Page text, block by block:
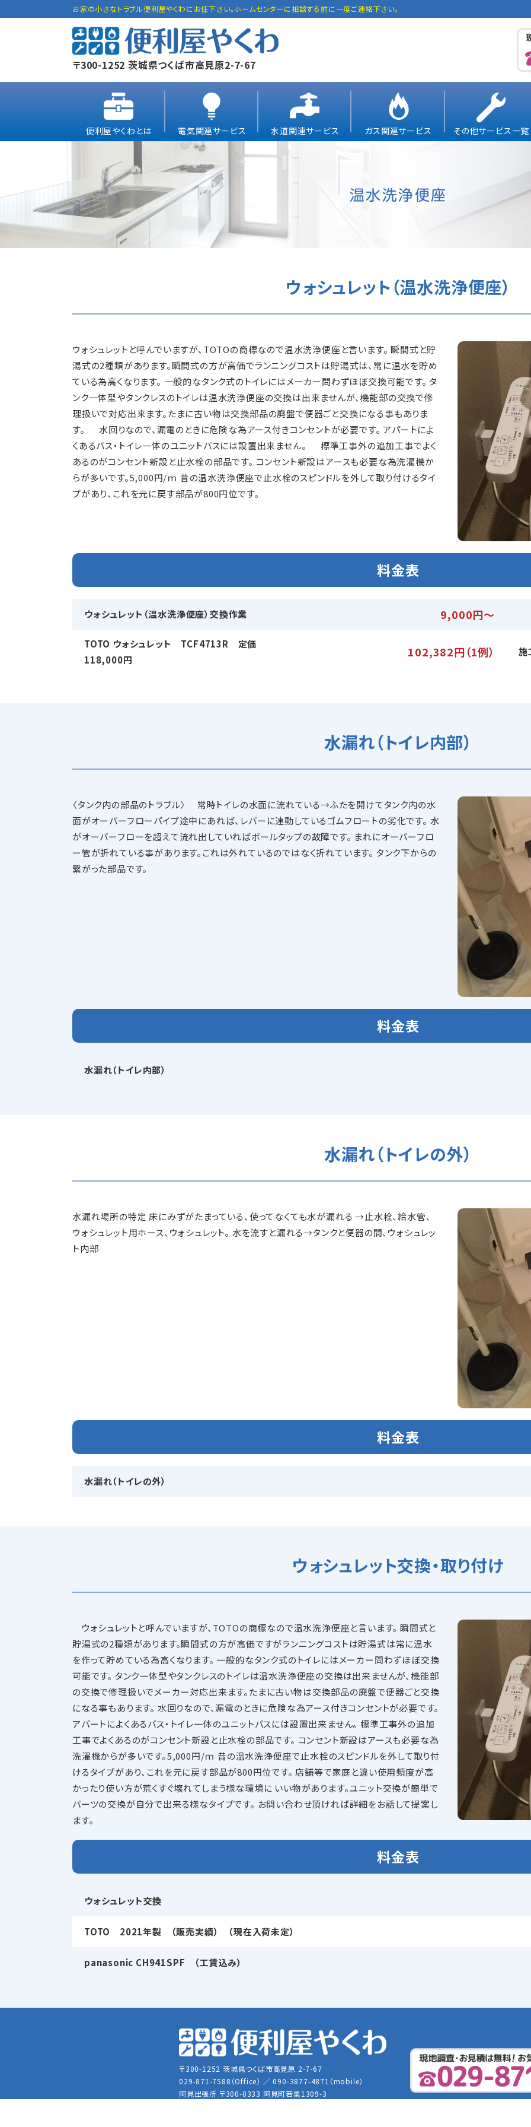
お家の小さなトラブル便利屋やくわにお任下さい。ホームセンターに相談する前に一度ご連絡下さい。
〒300-1252 茨城県つくば市高見原2-7-67
便利屋やくわとは 電気関連サービス 水道関連サービス ガス関連サービス その他サービス一覧
温水洗浄便座
ウォシュレット（温水洗浄便座）
ウォシュレットと呼んでいますが、TOTOの商標なので温水洗浄便座と言います。 瞬間式と貯
湯式の2種類があります。瞬間式の方が高価でランニングコストは貯湯式は、常に温水を貯め
ている為高くなります。 一般的なタンク式のトイレにはメーカー問わずほぼ交換可能です。 タ
ンク一体型やタンクレスのトイレは温水洗浄便座の交換は出来ませんが、機能部の交換で修
理扱いで対応出来ます。たまに古い物は交換部品の廃盤で便器ごと交換になる事もありま
す。 水回りなので、漏電のときに危険な為アース付きコンセントが必要です。 アパートによ
くあるバス・トイレ一体のユニットバスには設置出来ません。 標準工事外の追加工事でよく
あるのがコンセント新設と止水栓の部品です。 コンセント新設はアースも必要な為洗濯機か
らが多いです。5,000円/ｍ 昔の温水洗浄便座で止水栓のスピンドルを外して取り付けるタイ
プがあり、これを元に戻す部品が800円位です。
料金表
ウォシュレット（温水洗浄便座）交換作業 9,000円～
TOTO ウォシュレット TCF4713R 定価
118,000円
102,382円（1例） 施
水漏れ（トイレ内部）
〈タンク内の部品のトラブル〉 常時トイレの水面に流れている→ふたを開けてタンク内の水
面がオーバーフローパイプ途中にあれば、レバーに連動しているゴムフロートの劣化です。 水
がオーバーフローを超えて流れ出していればボールタップの故障です。 まれにオーバーフロ
ー管が折れている事があります。これは外れているのではなく折れています。 タンク下からの
繋がった部品です。
料金表
水漏れ（トイレ内部）
水漏れ（トイレの外）
水漏れ場所の特定 床にみずがたまっている、使ってなくても水が漏れる →止水栓、給水管、
ウォシュレット用ホース、ウォシュレット。 水を流すと漏れる→タンクと便器の間、ウォシュレッ
ト内部
料金表
水漏れ（トイレの外）
ウォシュレット交換・取り付け
ウォシュレットと呼んでいますが、TOTOの商標なので温水洗浄便座と言います。 瞬間式と
貯湯式の2種類があります。瞬間式の方が高価ですがランニングコストは貯湯式は常に温水
を作って貯めている為高くなります。 一般的なタンク式のトイレにはメーカー問わずほぼ交換
可能です。 タンク一体型やタンクレスのトイレは温水洗浄便座の交換は出来ませんが、機能部
の交換で修理扱いでメーカー対応出来ます。たまに古い物は交換部品の廃盤で便器ごと交換
になる事もあります。 水回りなので、漏電のときに危険な為アース付きコンセントが必要です。
アパートによくあるバス・トイレ一体のユニットバスには設置出来ません。 標準工事外の追加
工事でよくあるのがコンセント新設と止水栓の部品です。 コンセント新設はアースも必要な為
洗濯機からが多いです。5,000円/ｍ 昔の温水洗浄便座で止水栓のスピンドルを外して取り付
けるタイプがあり、これを元に戻す部品が800円位です。 店舗等で家庭と違い使用頻度が高
かったり使い方が荒くすぐ壊れてしまう様な環境に いい物があります。ユニット交換が簡単で
パーツの交換が自分で出来る様なタイプです。 お問い合わせ頂ければ詳細をお話して提案し
ます。
料金表
ウォシュレット交換
TOTO 2021年製 （販売実績） （現在入荷未定）
panasonic CH941SPF （工賃込み）
〒300-1252 茨城県つくば市高見原 2-7-67
029-871-7588（Office） ／ 090-3877-4871（mobile）
阿見出張所 〒300-0333 阿見町若栗1309-3